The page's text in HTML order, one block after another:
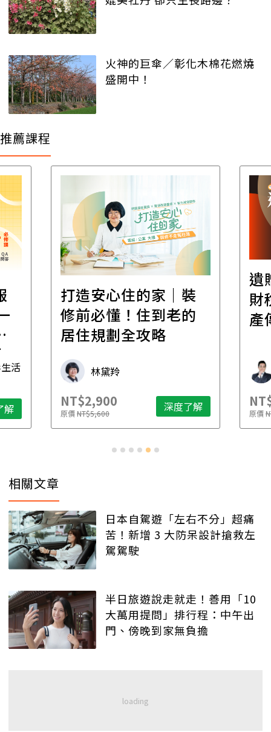
火神的巨傘／彰化木棉花燃燒
盛開中！
推薦課程
活
解
打造安心住的家｜裝
修前必懂！住到老的
居住規劃全攻略
林黛羚
NT$2,900
原價NT$5,600 深度了解
遺
財
產
原價
相關文章
日本自駕遊「左右不分」超痛
苦！新增 3 大防呆設計搶救左
駕駕駛
半日旅遊說走就走！善用「10
大萬用提問」排行程：中午出
門、傍晚到家無負擔